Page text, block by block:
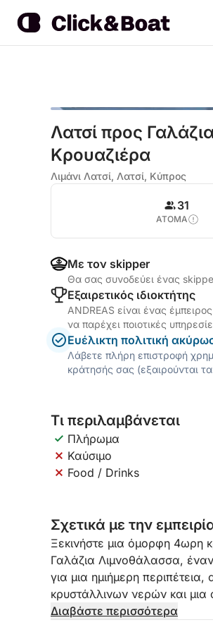
Λατσί προς
Κρουαζιέρα
Λιμάνι Λατσί, Λατσί, Κύπρος
31
ΑΤΟΜΑ
Με τον skipper
Θα σας συνοδεύει ένας
Εξαιρετικός ιδιοκτήτης
ANDREAS είναι ένας
να παρέχει ποιοτικές
Ευέλικτη πολιτική
Λάβετε πλήρη επιστροφή
κράτησής σας (εξαιρούνται
Τι περιλαμβάνεται
Πλήρωμα
Καύσιμο
Food / Drinks
Σχετικά με την
Ξεκινήστε μια όμορφη 4ωρη
Γαλάζια Λιμνοθάλασσα,
για μια ημιήμερη
κρυστάλλινων νερών και μια
τοποθεσίες της Μεσογείου.
Διαβάστε περισσότερα